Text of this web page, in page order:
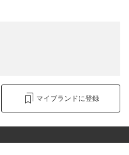
マイブランドに登録